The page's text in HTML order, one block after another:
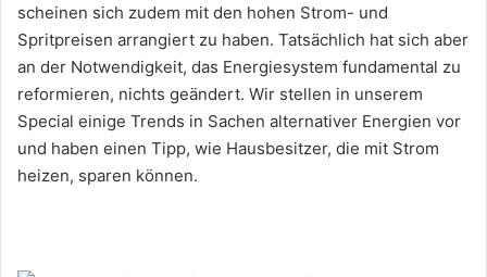
scheinen sich zudem mit den hohen Strom- und
Spritpreisen arrangiert zu haben. Tatsächlich hat sich aber
an der Notwendigkeit, das Energiesystem fundamental zu
reformieren, nichts geändert. Wir stellen in unserem
Special einige Trends in Sachen alternativer Energien vor
und haben einen Tipp, wie Hausbesitzer, die mit Strom
heizen, sparen können.